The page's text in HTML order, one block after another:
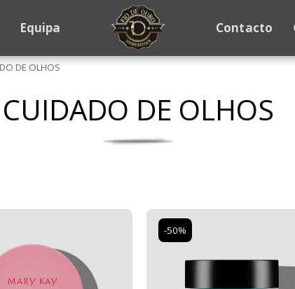
Equipa Contacto
DE OLHOS
CUIDADO DE OLHOS
-50%